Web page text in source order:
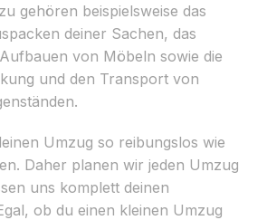
gehören beispielsweise das
deiner Sachen, das
von Möbeln sowie die
und den Transport von
Umzug so reibungslos wie
Daher planen wir jeden Umzug
uns komplett deinen
ob du einen kleinen Umzug